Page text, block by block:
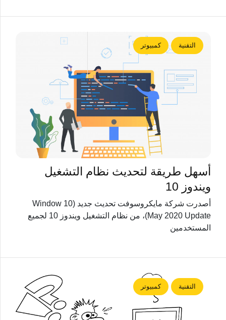
التقنية كمبيوتر
أسهل طريقة لتحديث نظام التشغيل
ويندوز 10
أصدرت شركة مايكروسوفت تحديث جديد (Window 10
May 2020 Update)، من نظام التشغيل ويندوز 10 لجميع
المستخدمين
التقنية كمبيوتر